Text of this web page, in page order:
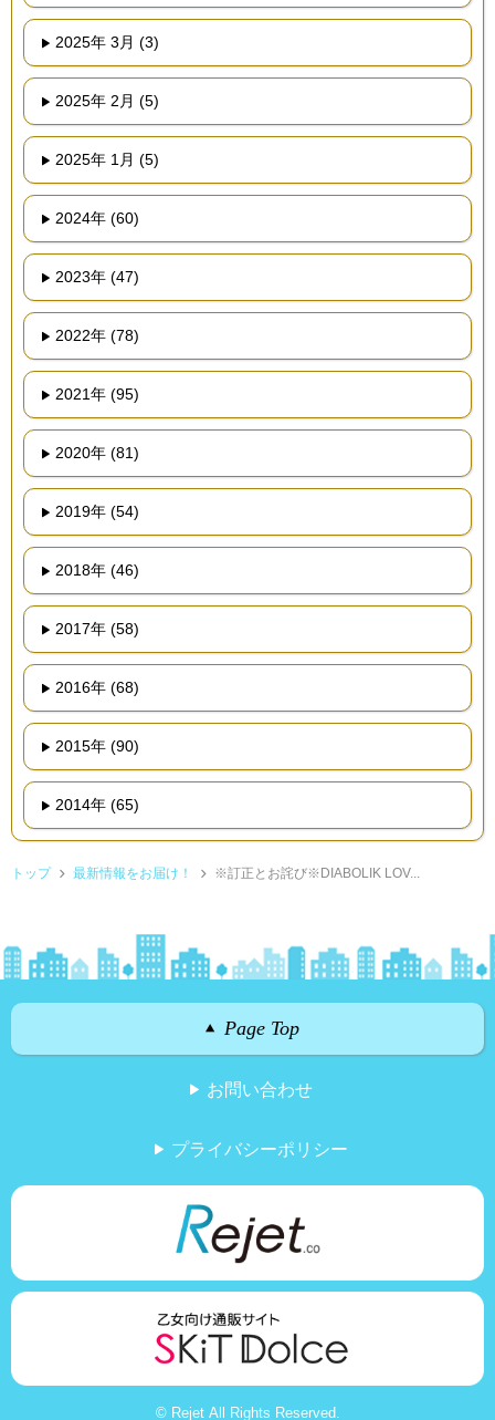
2025年 3月 (3)
2025年 2月 (5)
2025年 1月 (5)
2024年 (60)
2023年 (47)
2022年 (78)
2021年 (95)
2020年 (81)
2019年 (54)
2018年 (46)
2017年 (58)
2016年 (68)
2015年 (90)
2014年 (65)
トップ 最新情報をお届け！ ※訂正とお詫び※DIABOLIK LOV...
Page Top
お問い合わせ
プライバシーポリシー
© Rejet All Rights Reserved.